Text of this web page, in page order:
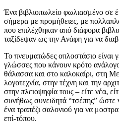
Ένα βιβλιοπωλείο φωλιασμένο σε
σήμερα με προμήθειες, με
που επιλέχθηκαν από διάφορα
ταξίδεψαν ως την Ανάφη για να
Το πνευματώδες οπλοστάσιο είναι
γλώσσες που κάνουν κρότο
θάλασσα και στο καλοκαίρι, στη
λογοτεχνία, στην τέχνη και την
στην πλειοψηφία τους – είτε νέα,
συνήθως συνειδητά “τσέπης” ώστε
ένα τραπέζι σαλονιού για να
επί-τόπου.